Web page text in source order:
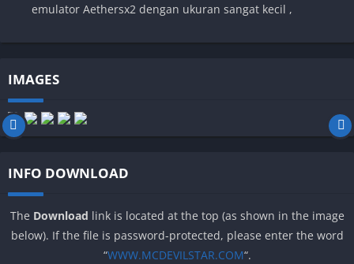
emulator Aethersx2 dengan ukuran sangat kecil ,
IMAGES
INFO DOWNLOAD
The Download link is located at the top (as shown in the image
below). If the file is password-protected, please enter the word
“WWW.MCDEVILSTAR.COM“.